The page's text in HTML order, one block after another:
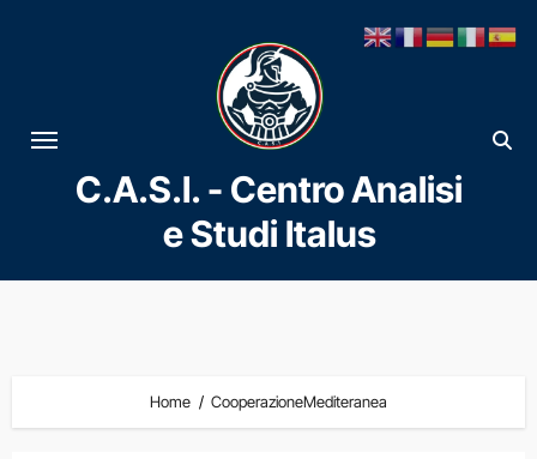
al
contenuto
C.A.S.I. - Centro Analisi
e Studi Italus
Home CooperazioneMediteranea